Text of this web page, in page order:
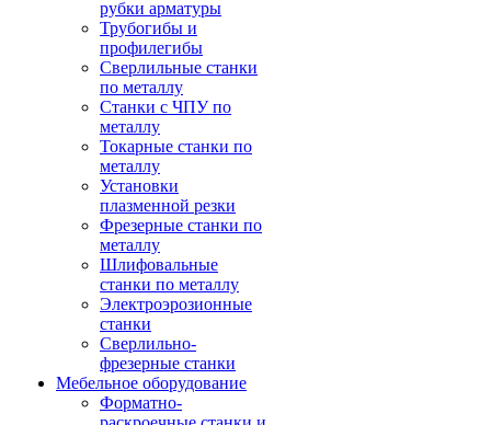
рубки арматуры
Трубогибы и
профилегибы
Сверлильные станки
по металлу
Станки с ЧПУ по
металлу
Токарные станки по
металлу
Установки
плазменной резки
Фрезерные станки по
металлу
Шлифовальные
станки по металлу
Электроэрозионные
станки
Сверлильно-
фрезерные станки
Мебельное оборудование
Форматно-